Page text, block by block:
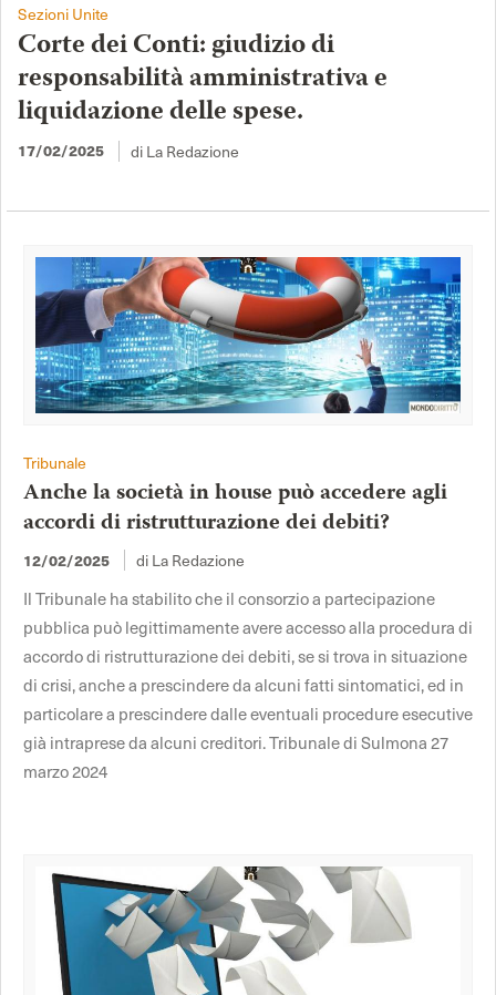
Sezioni Unite
Corte dei Conti: giudizio di
responsabilità amministrativa e
liquidazione delle spese.
17/02/2025 di La Redazione
Tribunale
Anche la società in house può accedere agli
accordi di ristrutturazione dei debiti?
12/02/2025 di La Redazione
Il Tribunale ha stabilito che il consorzio a partecipazione
pubblica può legittimamente avere accesso alla procedura di
accordo di ristrutturazione dei debiti, se si trova in situazione
di crisi, anche a prescindere da alcuni fatti sintomatici, ed in
particolare a prescindere dalle eventuali procedure esecutive
già intraprese da alcuni creditori. Tribunale di Sulmona 27
marzo 2024